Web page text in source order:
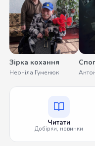
Зірка кохання
Неоніла Гуменюк
Читати
Добірки, новинки